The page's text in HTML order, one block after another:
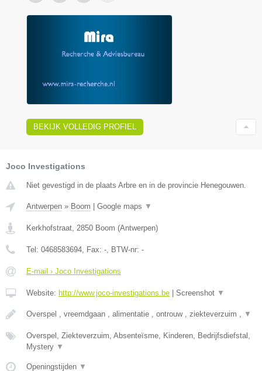
BEKIJK VOLLEDIG PROFIEL
Joco Investigations
Niet gevestigd in de plaats Arbre en in de provincie Henegouwen.
Antwerpen » Boom Google maps ▼
Kerkhofstraat 2850 Boom (Antwerpen)
Tel: 0468583694 , Fax: - , BTW-nr: -
E-mail › Joco Investigations
Website: http://www.joco-investigations.be Screenshot ▼
Overspel , vreemdgaan , alimentatie , ontrouw , ziekteverzuim , ▼
Overspel, Ziekteverzuim, Absenteïsme, Kinderen, Bedrijfsdiefstal,
Mystery ▼
Openingstijden ▼